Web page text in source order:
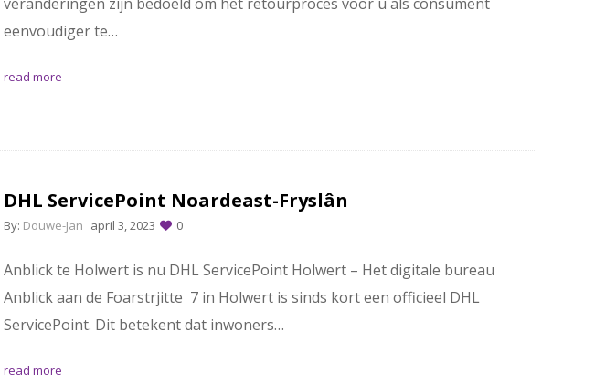
eenvoudiger te…
read more
DHL ServicePoint Noardeast-Fryslân
By: Douwe-Jan april 3, 2023 0
Anblick te Holwert is nu DHL ServicePoint Holwert – Het digitale bureau
Anblick aan de Foarstrjitte 7 in Holwert is sinds kort een officieel DHL
ServicePoint. Dit betekent dat inwoners…
read more